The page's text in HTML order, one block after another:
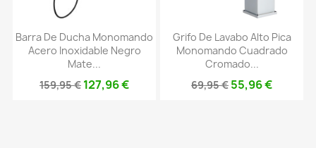
Barra De Ducha Monomando
Acero Inoxidable Negro
Mate...
159,95 € 127,96 €
Grifo De Lavabo Alto Pica
Monomando Cuadrado
Cromado...
69,95 € 55,96 €